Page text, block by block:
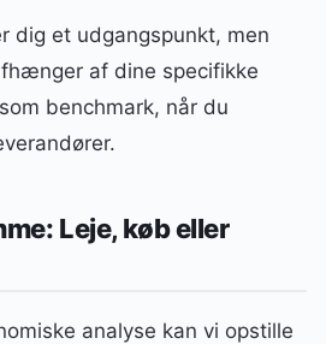
dig et udgangspunkt, men
af dine specifikke
benchmark, når du
Leje, køb eller
analyse kan vi opstille